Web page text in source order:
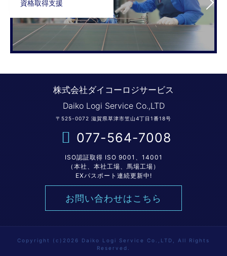
資格取得支援
株式会社ダイコーロジサービス
Daiko Logi Service Co.,LTD
〒525-0072 滋賀県草津市笠山4丁目1番18号
077-564-7008
ISO認証取得 ISO 9001、14001
（本社、本社工場、馬場工場）
EXパスポート連続更新中!
お問い合わせはこちら
Copyright (c)2026 Daiko Logi Service Co.,LTD, All Rights
Reserved.